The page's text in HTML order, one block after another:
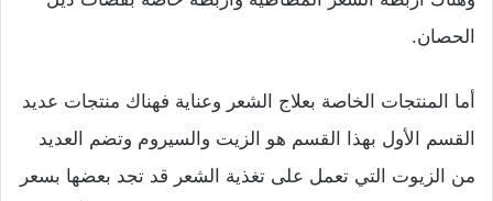
الحصان.
أما المنتجات الخاصة بعلاج الشعر وعناية فهناك منتجات عديد
القسم الأول بهذا القسم هو الزيت والسيروم وتضم العديد
من الزيوت التي تعمل على تغذية الشعر قد تجد بعضها بسعر